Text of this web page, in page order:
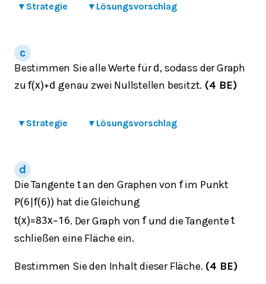
▾ Strategie ▾ Lösungsvorschlag
Bestimmen Sie alle Werte fürd , sodass der Graph
zuf(x)+d genau zwei Nullstellen besitzt. (4 BE)
▾ Strategie ▾ Lösungsvorschlag
Die Tangente tan den Graphen von fim Punkt
P(6 f(6)) hat die Gleichung
t(x)=83x−16. Der Graph von fund die Tangentet
schließen eine Fläche ein.
Bestimmen Sie den Inhalt dieser Fläche. (4 BE)